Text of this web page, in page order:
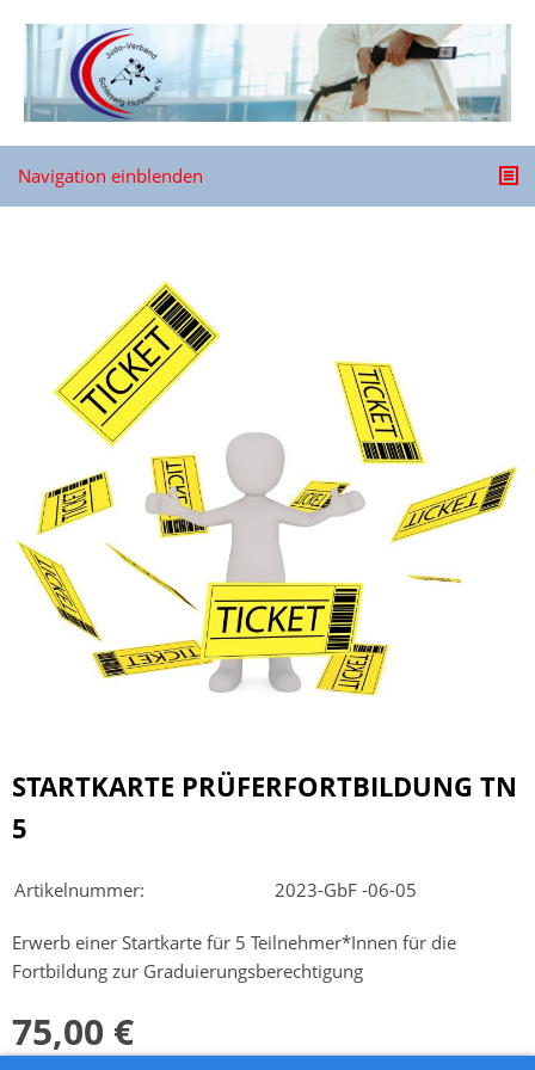
Navigation einblenden
STARTKARTE PRÜFERFORTBILDUNG TN
5
Artikelnummer: 2023-GbF -06-05
Erwerb einer Startkarte für 5 Teilnehmer*Innen für die
Fortbildung zur Graduierungsberechtigung
75,00 €